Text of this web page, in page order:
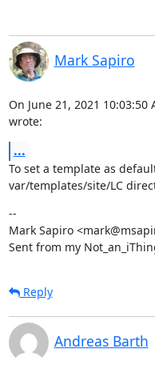
Mark Sapiro
On June 21, 2021
wrote:
...
To set a template as
var/templates/site/LC
--
Mark Sapiro
Sent from my
Reply
Andreas Barth